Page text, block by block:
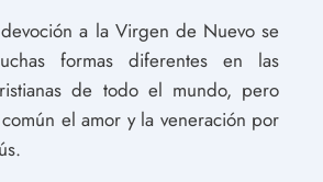
a la Virgen de Nuevo se
formas diferentes en las
de todo el mundo, pero
el amor y la veneración por